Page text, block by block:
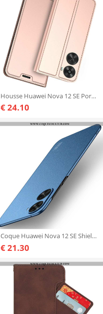
Housse Huawei Nova 12 SE Porte-Carte
€ 24.10
Coque Huawei Nova 12 SE Shield Matte Series MOFI
€ 21.30